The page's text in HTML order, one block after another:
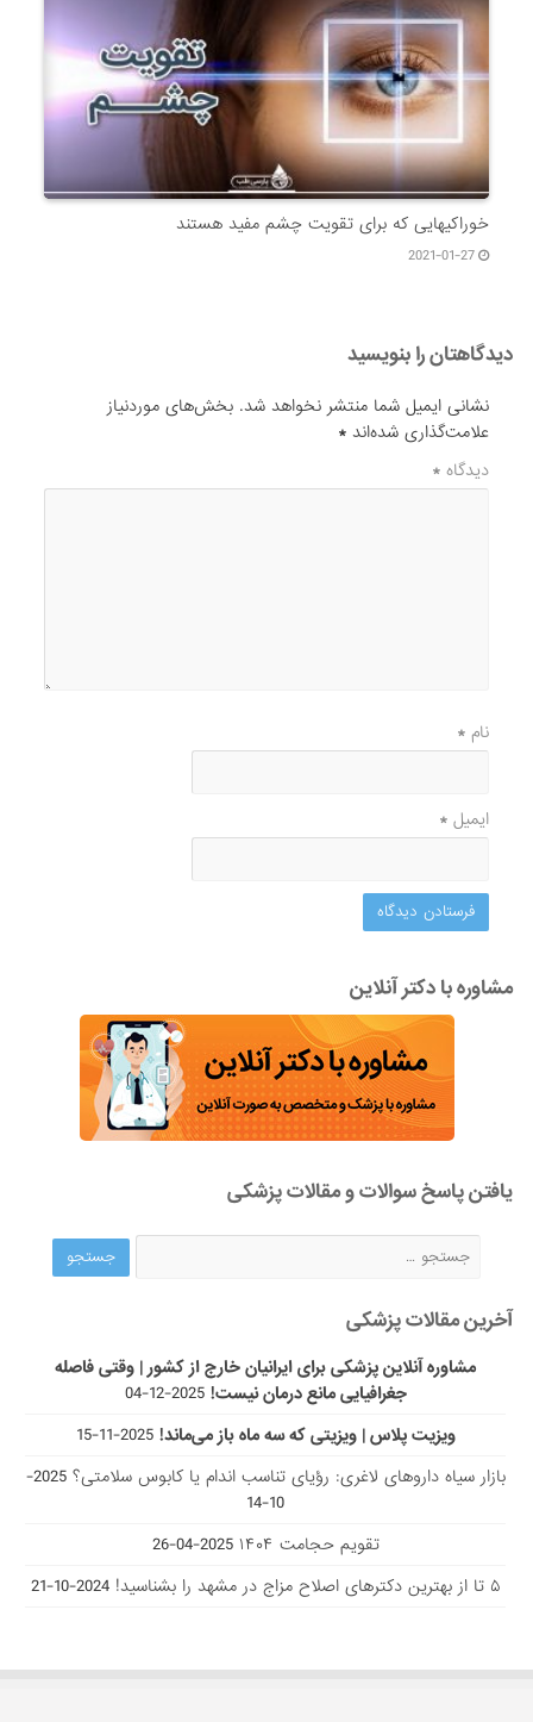
خوراکیهایی که برای تقویت چشم مفید هستند
2021-01-27
دیدگاهتان را بنویسید
نشانی ایمیل شما منتشر نخواهد شد. بخش‌های موردنیاز
علامت‌گذاری شده‌اند*
دیدگاه*
نام*
ایمیل*
مشاوره با دکتر آنلاین
یافتن پاسخ سوالات و مقالات پزشکی
آخرین مقالات پزشکی
مشاوره آنلاین پزشکی برای ایرانیان خارج از کشور | وقتی فاصله
جغرافیایی مانع درمان نیست! 2025-12-04
ویزیت پلاس | ویزیتی که سه ماه باز می‌ماند! 2025-11-15
بازار سیاه داروهای لاغری: رؤیای تناسب اندام یا کابوس سلامتی؟
2025-
10-14
تقویم حجامت ۱۴۰۴
2025-04-26
۵ تا از بهترین دکتر‌های اصلاح مزاج در مشهد را بشناسید!
2024-10-21